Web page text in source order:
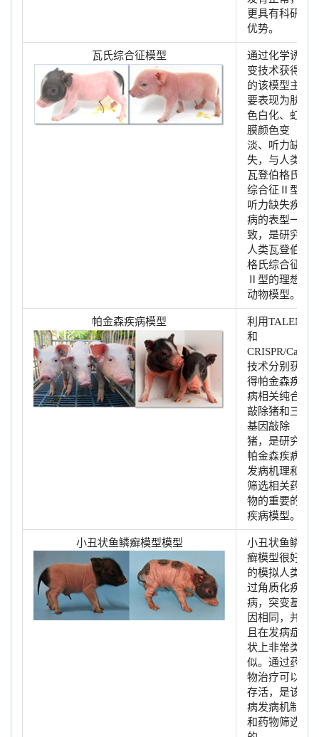
更具有科研
优势。
瓦氏综合征模型
通过化学诱
变技术获得
的该模型主
要表现为肤
色白化、虹
膜颜色变
淡、听力缺
失，与人类
瓦登伯格氏
综合征Ⅱ型
听力缺失疾
病的表型一
致，是研究
人类瓦登伯
格氏综合征
Ⅱ型的理想
动物模型。
帕金森疾病模型
利用TALENs
和
CRISPR/Cas9
技术分别获
得帕金森疾
病相关纯合
敲除猪和三
基因敲除
猪，是研究
帕金森疾病
发病机理和
筛选相关药
物的重要的
疾病模型。
小丑状鱼鳞癣模型模型
小丑状鱼鳞
癣模型很好
的模拟人类
过角质化疾
病，突变基
因相同，并
且在发病症
状上非常类
似。通过药
物治疗可以
存活，是该
病发病机制
和药物筛选